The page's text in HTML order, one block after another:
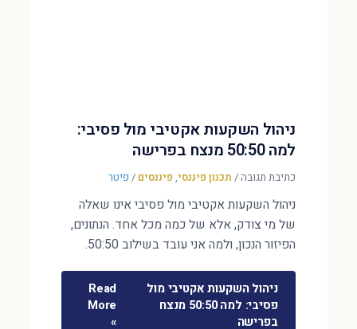
ניהול השקעות אקטיבי מול פסיבי:
למה 50:50 מנצח בפרישה
כתיבת תגובה/ תכנון פיננסי, פיננסים / פיטר
ניהול השקעות אקטיבי מול פסיבי אינו שאלה
של מי צודק, אלא של כמה מכל אחד. הנתונים,
הפיזור הנכון, ולמה אני עובד בשילוב 50:50.
ניהול השקעות אקטיבי מול
פסיבי: למה 50:50 מנצח
בפרישה
Read
More
»